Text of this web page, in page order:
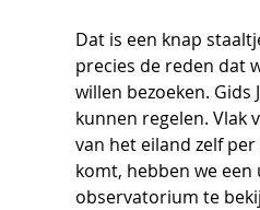
Dat is een knap
precies de reden dat
willen bezoeken.
kunnen regelen. Vlak
van het eiland zelf
komt, hebben we
observatorium te